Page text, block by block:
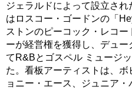
ジェラルドによって設立さ
はロスコー・ゴードンの「
ストンのピーコック・レコ
ーが経営権を獲得し、デュ
てR&Bとゴスペル ミュージ
た。看板アーティストは、
ョニー・エース、ジュニア